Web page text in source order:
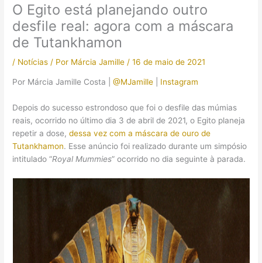
O Egito está planejando outro
desfile real: agora com a máscara
de Tutankhamon
/ Notícias / Por Márcia Jamille /16 de maio de 2021
Por Márcia Jamille Costa |@MJamille Instagram
Depois do sucesso estrondoso que foi o desfile das múmias
reais, ocorrido no último dia 3 de abril de 2021, o Egito planeja
repetir a dose,dessa vez com a máscara de ouro de
Tutankhamon. Esse anúncio foi realizado durante um simpósio
intitulado “Royal Mummies” ocorrido no dia seguinte à parada.